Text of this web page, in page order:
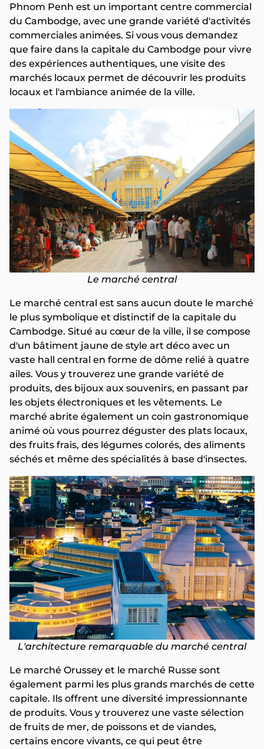
Phnom Penh est un important centre commercial
du Cambodge, avec une grande variété d'activités
commerciales animées. Si vous vous demandez
que faire dans la capitale du Cambodge pour vivre
des expériences authentiques, une visite des
marchés locaux permet de découvrir les produits
locaux et l'ambiance animée de la ville.
Le marché central
Le marché central est sans aucun doute le marché
le plus symbolique et distinctif de la capitale du
Cambodge. Situé au cœur de la ville, il se compose
d'un bâtiment jaune de style art déco avec un
vaste hall central en forme de dôme relié à quatre
ailes. Vous y trouverez une grande variété de
produits, des bijoux aux souvenirs, en passant par
les objets électroniques et les vêtements. Le
marché abrite également un coin gastronomique
animé où vous pourrez déguster des plats locaux,
des fruits frais, des légumes colorés, des aliments
séchés et même des spécialités à base d'insectes.
L'architecture remarquable du marché central
Le marché Orussey et le marché Russe sont
également parmi les plus grands marchés de cette
capitale. Ils offrent une diversité impressionnante
de produits. Vous y trouverez une vaste sélection
de fruits de mer, de poissons et de viandes,
certains encore vivants, ce qui peut être